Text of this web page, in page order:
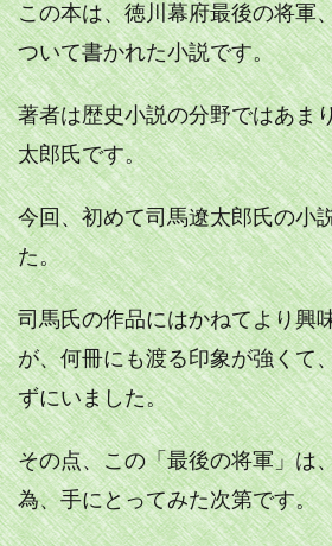
この本は、徳川幕府最後の将軍
ついて書かれた小説です。
著者は歴史小説の分野ではあま
太郎氏です。
今回、初めて司馬遼太郎氏の小
た。
司馬氏の作品にはかねてより興
が、何冊にも渡る印象が強くて
ずにいました。
その点、この「最後の将軍」は
為、手にとってみた次第です。